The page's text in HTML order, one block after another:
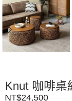
Knut 咖啡桌
NT$24,500